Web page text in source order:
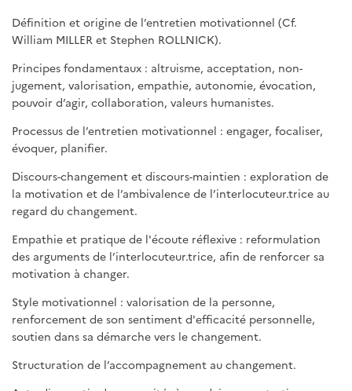
Définition et origine de l’entretien motivationnel (Cf.
William MILLER et Stephen ROLLNICK).
Principes fondamentaux : altruisme, acceptation, non-
jugement, valorisation, empathie, autonomie, évocation,
pouvoir d’agir, collaboration, valeurs humanistes.
Processus de l’entretien motivationnel : engager, focaliser,
évoquer, planifier.
Discours-changement et discours-maintien : exploration de
la motivation et de l’ambivalence de l’interlocuteur.trice au
regard du changement.
Empathie et pratique de l'écoute réflexive : reformulation
des arguments de l’interlocuteur.trice, afin de renforcer sa
motivation à changer.
Style motivationnel : valorisation de la personne,
renforcement de son sentiment d'efficacité personnelle,
soutien dans sa démarche vers le changement.
Structuration de l’accompagnement au changement.